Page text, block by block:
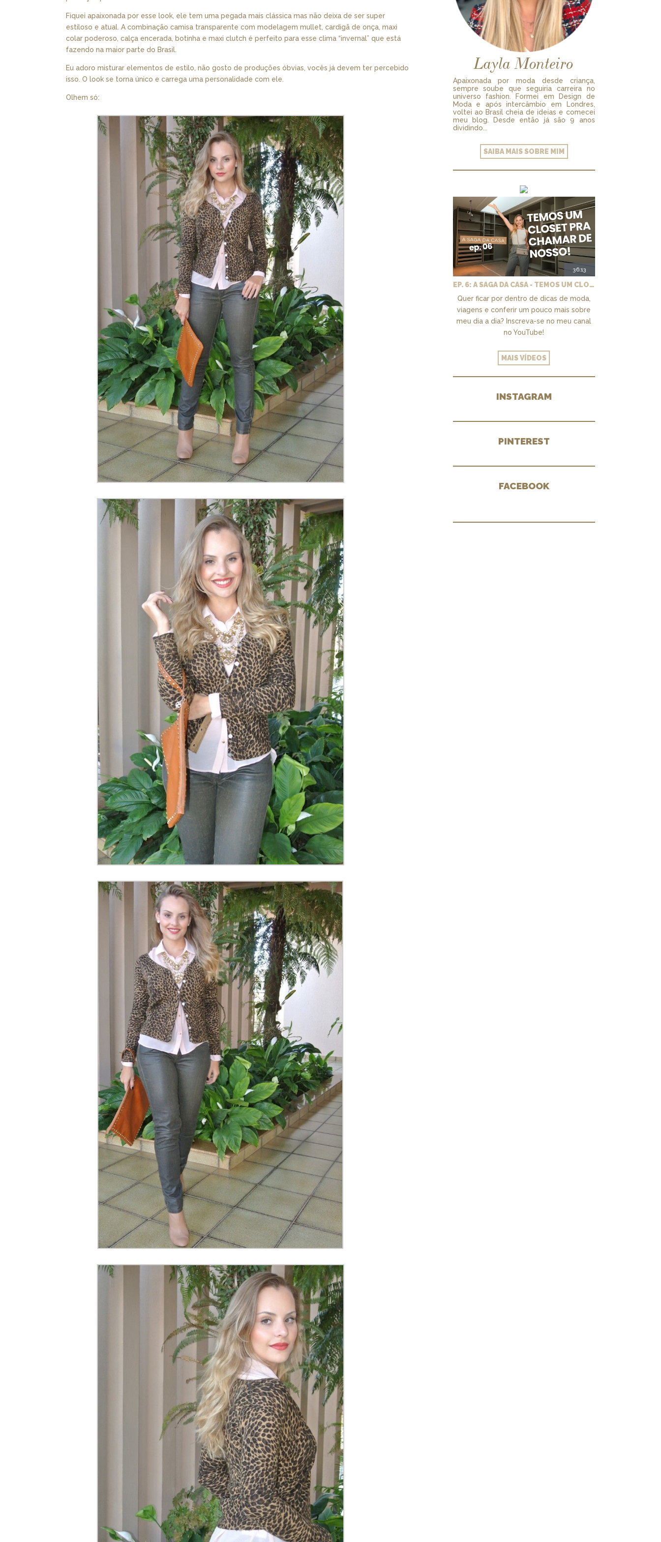
Fiquei apaixonada por esse look, ele tem uma pegada mais clássica mas não deixa de ser super
estiloso e atual. A combinação camisa transparente com modelagem mullet, cardigã de onça, maxi
colar poderoso, calça encerada, botinha e maxi clutch é perfeito para esse clima “invernal” que está
fazendo na maior parte do Brasil.
Eu adoro misturar elementos de estilo, não gosto de produções óbvias, vocês já devem ter percebido
isso. O look se torna único e carrega uma personalidade com ele.
Olhem só:
Layla Monteiro
Apaixonada por moda desde criança,
sempre soube que seguiria carreira no
universo fashion. Formei em Design de
Moda e após intercâmbio em Londres,
voltei ao Brasil cheia de ideias e comecei
meu blog. Desde então já são 9 anos
dividindo...
SAIBA MAIS SOBRE MIM
36:13
EP. 6: A SAGA DA CASA - TEMOS UM CLOSET PRA CHAMAR DE NOSSO + MARCENARIA E PAISAGISMO
Quer ficar por dentro de dicas de moda,
viagens e conferir um pouco mais sobre
meu dia a dia? Inscreva-se no meu canal
no YouTube!
MAIS VÍDEOS
INSTAGRAM
PINTEREST
FACEBOOK